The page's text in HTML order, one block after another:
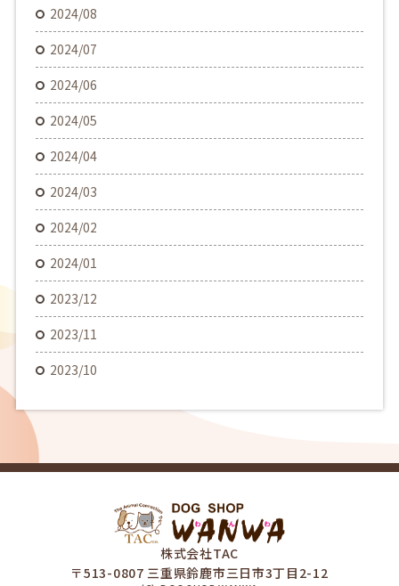
2024/08
2024/07
2024/06
2024/05
2024/04
2024/03
2024/02
2024/01
2023/12
2023/11
2023/10
株式会社TAC
〒513-0807 三重県鈴鹿市三日市3丁目2-12